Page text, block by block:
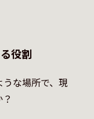
役割
な場所で、現